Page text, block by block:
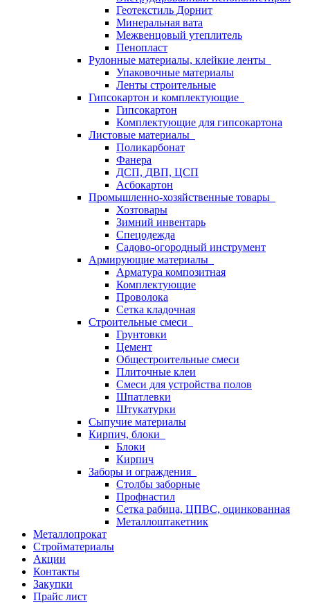
Геотекстиль Дорнит
Минеральная вата
Межвенцовый утеплитель
Пенопласт
Рулонные материалы, клейкие ленты
Упаковочные материалы
Ленты строительные
Гипсокартон и комплектующие
Гипсокартон
Комплектующие для гипсокартона
Листовые материалы
Поликарбонат
Фанера
ДСП, ДВП, ЦСП
Асбокартон
Промышленно-хозяйственные товары
Хозтовары
Зимний инвентарь
Спецодежда
Садово-огородный инструмент
Армирующие материалы
Арматура композитная
Комплектующие
Проволока
Сетка кладочная
Строительные смеси
Грунтовки
Цемент
Общестроительные смеси
Плиточные клеи
Смеси для устройства полов
Шпатлевки
Штукатурки
Сыпучие материалы
Кирпич, блоки
Блоки
Кирпич
Заборы и ограждения
Столбы заборные
Профнастил
Сетка рабица, ЦПВС, оцинкованная
Металлоштакетник
Металлопрокат
Стройматериалы
Акции
Контакты
Закупки
Прайс лист